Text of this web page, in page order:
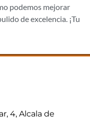
podemos mejorar
de excelencia. ¡Tu
4, Alcala de